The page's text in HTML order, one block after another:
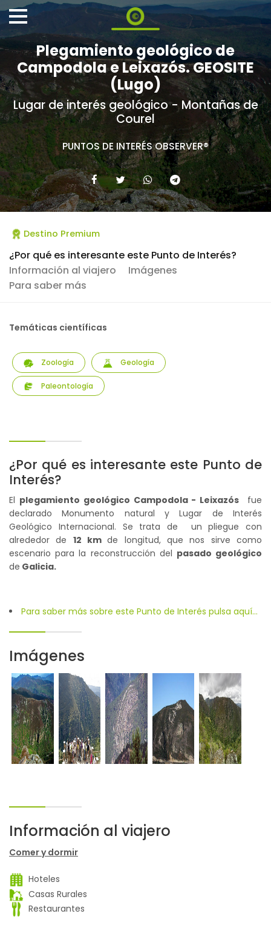
Plegamiento geológico de
Campodola e Leixazós. GEOSITE
(Lugo)
Lugar de interés geológico - Montañas de
Courel
PUNTOS DE INTERÉS OBSERVER®
Destino Premium
¿Por qué es interesante este Punto de Interés?
Información al viajero
Imágenes
Para saber más
Temáticas científicas
Zoología Geología
Paleontología
¿Por qué es interesante este Punto de
Interés?
El plegamiento geológico Campodola - Leixazós fue
declarado Monumento natural y Lugar de Interés
Geológico Internacional. Se trata de un pliegue con
alrededor de 12 kmde longitud, que nos sirve como
escenario para la reconstrucción del pasado geológico
de Galicia.
Para saber más sobre este Punto de Interés pulsa aquí...
Imágenes
Información al viajero
Comer y dormir
Hoteles
Casas Rurales
Restaurantes